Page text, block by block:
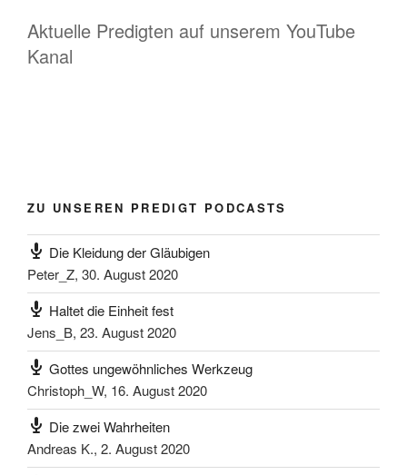
Aktuelle Predigten auf unserem YouTube
Kanal
ZU UNSEREN PREDIGT PODCASTS
Die Kleidung der Gläubigen
Peter_Z, 30. August 2020
Haltet die Einheit fest
Jens_B, 23. August 2020
Gottes ungewöhnliches Werkzeug
Christoph_W, 16. August 2020
Die zwei Wahrheiten
Andreas K., 2. August 2020